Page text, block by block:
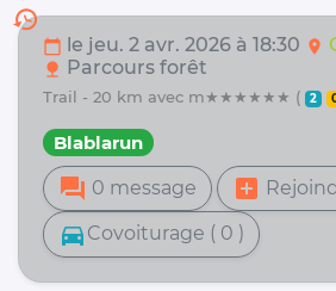
history
calendar_today le jeu. 2 avr. 2026 à 18:30 location_on
nature Parcours forêt
trail - 20 km avec m★★★★★★ ( 2
Blablarun
forum 0 message add_box
directions_car Covoiturage ( 0 )